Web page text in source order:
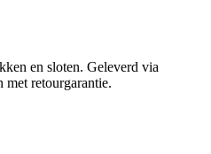
en sloten. Geleverd via
retourgarantie.